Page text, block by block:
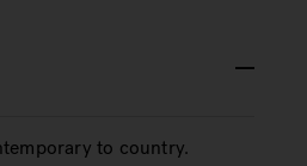
to country.